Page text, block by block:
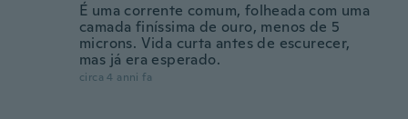
É uma corrente comum, folheada com uma
camada finíssima de ouro, menos de 5
microns. Vida curta antes de escurecer,
mas já era esperado.
circa 4 anni fa